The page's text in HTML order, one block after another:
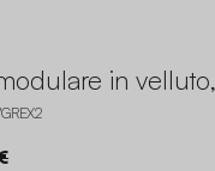
in